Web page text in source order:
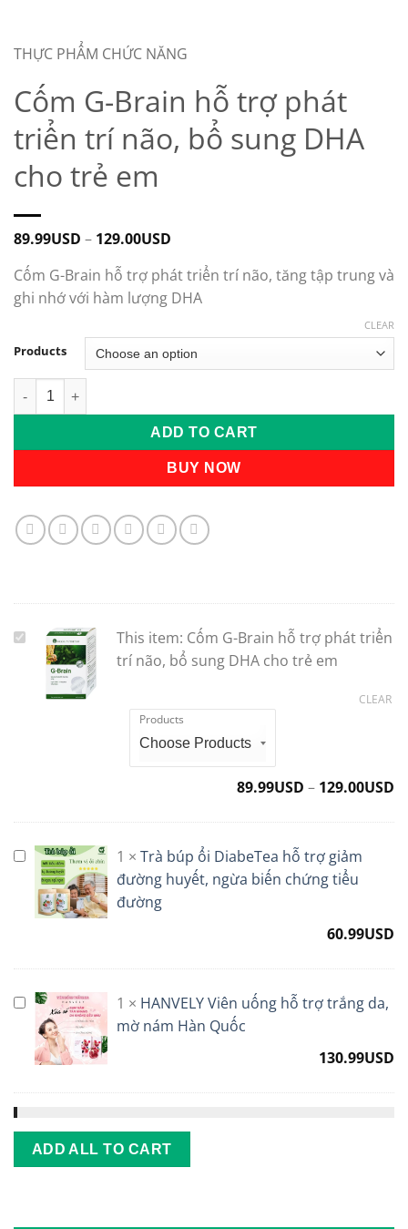
THỰC PHẨM CHỨC NĂNG
Cốm G-Brain hỗ trợ phát
triển trí não, bổ sung DHA
cho trẻ em
89.99USD – 129.00USD
Cốm G-Brain hỗ trợ phát triển trí não, tăng tập trung và
ghi nhớ với hàm lượng DHA
Products
CLEAR
Cốm G-Brain hỗ trợ phát triển trí não, bổ sung DHA cho trẻ
ADD TO CART
BUY NOW
Cốm
bổ
sung
DHA
This item: Cốm G-Brain hỗ trợ phát triển
trí não, bổ sung DHA cho trẻ em
Products
CLEAR
89.99USD – 129.00USD
Trà
DiabeTea
đường
huyết,
ngừa
biến
tiểu
đường
1 × Trà búp ổi DiabeTea hỗ trợ giảm
đường huyết, ngừa biến chứng tiểu
đường
60.99USD
HANVELY
Viên
uống
trắng
da,
mờ
nám
1 × HANVELY Viên uống hỗ trợ trắng da,
mờ nám Hàn Quốc
130.99USD
ADD ALL TO CART